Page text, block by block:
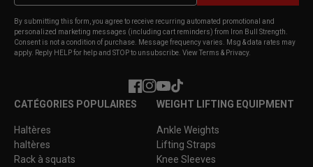
By submitting this form, you agree to receive recurring automated promotional and
personalized marketing messages (including cart reminders) from Iron Bull Strength.
Consent is not a condition of purchase. Message frequency varies. Msg & data rates may
apply. Reply HELP for help and STOP to unsubscribe. View Terms & Privacy.
Facebook
Instagram
YouTube
TikTok
CATÉGORIES POPULAIRES
Haltères
haltères
Rack à squats
WEIGHT LIFTING EQUIPMENT
Ankle Weights
Lifting Straps
Knee Sleeves